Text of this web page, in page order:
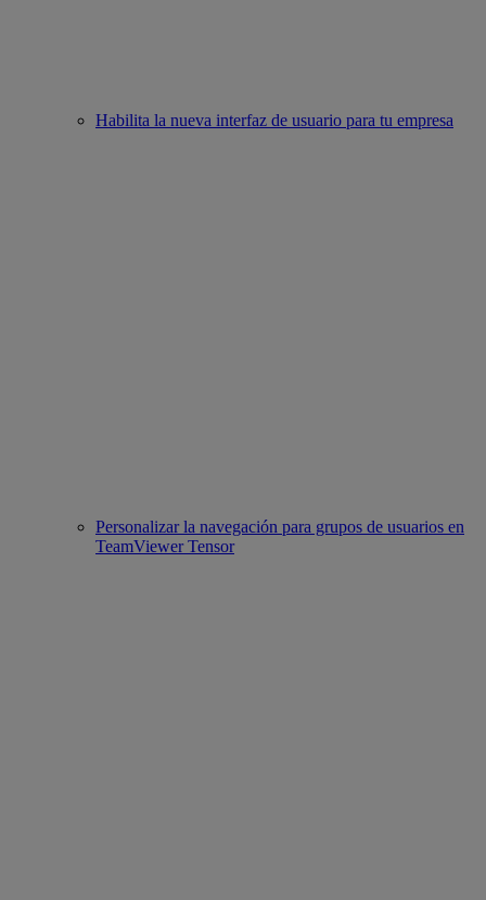
Habilita la nueva interfaz de usuario para tu empresa
Personalizar la navegación para grupos de usuarios en
TeamViewer Tensor